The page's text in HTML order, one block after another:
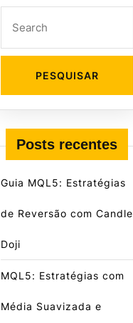
Posts recentes
Guia MQL5: Estratégias
de Reversão com Candle
Doji
MQL5: Estratégias com
Média Suavizada e